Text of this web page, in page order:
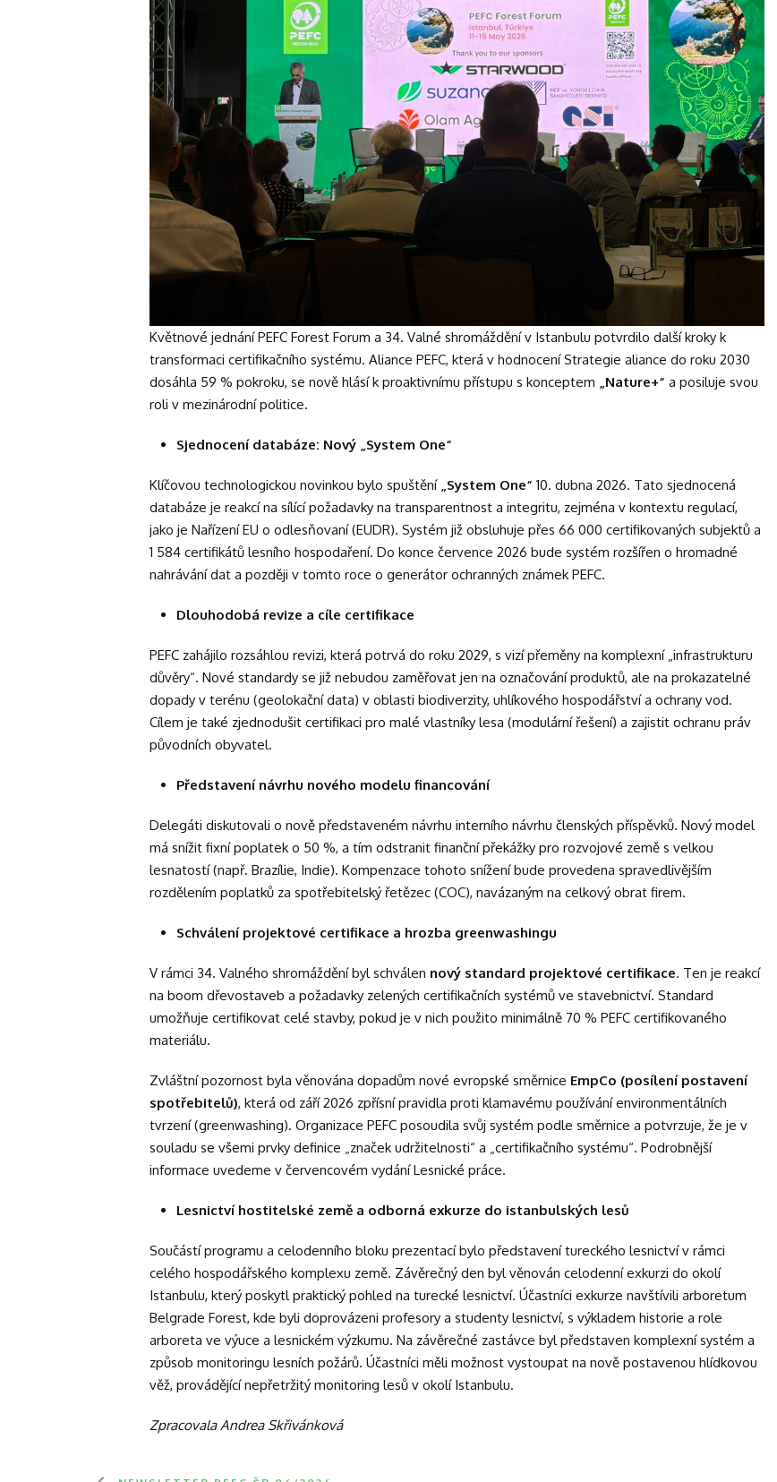
Květnové jednání PEFC Forest Forum a 34. Valné shromáždění v Istanbulu potvrdilo další kroky k
transformaci certifikačního systému. Aliance PEFC, která v hodnocení Strategie aliance do roku 2030
dosáhla 59 % pokroku, se nově hlásí k proaktivnímu přístupu s konceptem „Nature+“ a posiluje svou
roli v mezinárodní politice.
Sjednocení databáze: Nový „System One“
Klíčovou technologickou novinkou bylo spuštění „System One“ 10. dubna 2026. Tato sjednocená
databáze je reakcí na sílící požadavky na transparentnost a integritu, zejména v kontextu regulací,
jako je Nařízení EU o odlesňovaní (EUDR). Systém již obsluhuje přes 66 000 certifikovaných subjektů a
1 584 certifikátů lesního hospodaření. Do konce července 2026 bude systém rozšířen o hromadné
nahrávání dat a později v tomto roce o generátor ochranných známek PEFC.
Dlouhodobá revize a cíle certifikace
PEFC zahájilo rozsáhlou revizi, která potrvá do roku 2029, s vizí přeměny na komplexní „infrastrukturu
důvěry“. Nové standardy se již nebudou zaměřovat jen na označování produktů, ale na prokazatelné
dopady v terénu (geolokační data) v oblasti biodiverzity, uhlíkového hospodářství a ochrany vod.
Cílem je také zjednodušit certifikaci pro malé vlastníky lesa (modulární řešení) a zajistit ochranu práv
původních obyvatel.
Představení návrhu nového modelu financování
Delegáti diskutovali o nově představeném návrhu interního návrhu členských příspěvků. Nový model
má snížit fixní poplatek o 50 %, a tím odstranit finanční překážky pro rozvojové země s velkou
lesnatostí (např. Brazílie, Indie). Kompenzace tohoto snížení bude provedena spravedlivějším
rozdělením poplatků za spotřebitelský řetězec (COC), navázaným na celkový obrat firem.
Schválení projektové certifikace a hrozba greenwashingu
V rámci 34. Valného shromáždění byl schválen nový standard projektové certifikace. Ten je reakcí
na boom dřevostaveb a požadavky zelených certifikačních systémů ve stavebnictví. Standard
umožňuje certifikovat celé stavby, pokud je v nich použito minimálně 70 % PEFC certifikovaného
materiálu.
Zvláštní pozornost byla věnována dopadům nové evropské směrnice EmpCo (posílení postavení
spotřebitelů), která od září 2026 zpřísní pravidla proti klamavému používání environmentálních
tvrzení (greenwashing). Organizace PEFC posoudila svůj systém podle směrnice a potvrzuje, že je v
souladu se všemi prvky definice „značek udržitelnosti“ a „certifikačního systému“. Podrobnější
informace uvedeme v červencovém vydání Lesnické práce.
Lesnictví hostitelské země a odborná exkurze do istanbulských lesů
Součástí programu a celodenního bloku prezentací bylo představení tureckého lesnictví v rámci
celého hospodářského komplexu země. Závěrečný den byl věnován celodenní exkurzi do okolí
Istanbulu, který poskytl praktický pohled na turecké lesnictví. Účastníci exkurze navštívili arboretum
Belgrade Forest, kde byli doprovázeni profesory a studenty lesnictví, s výkladem historie a role
arboreta ve výuce a lesnickém výzkumu. Na závěrečné zastávce byl představen komplexní systém a
způsob monitoringu lesních požárů. Účastníci měli možnost vystoupat na nově postavenou hlídkovou
věž, provádějící nepřetržitý monitoring lesů v okolí Istanbulu.
Zpracovala Andrea Skřivánková